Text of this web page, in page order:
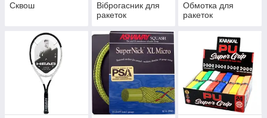
Сквош
Віброгасник для
ракеток
Обмотка для
ракеток